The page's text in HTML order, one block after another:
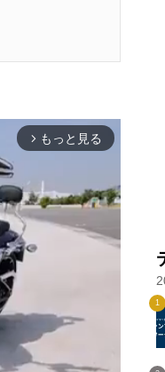
arrow_forward_ios もっと見る